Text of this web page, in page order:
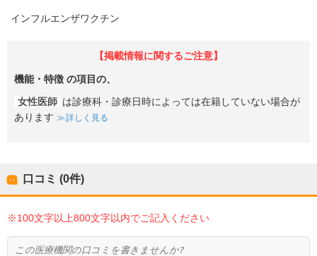
インフルエンザワクチン
【掲載情報に関するご注意】
機能・特徴 の項目の、
女性医師 は診療科・診療日時によっては在籍していない場合が
あります
詳しく見る
口コミ (0件)
※100文字以上800文字以内でご記入ください